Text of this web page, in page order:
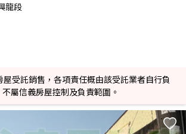
龍段
受託銷售，各項責任概由該受託業者自行負
不屬信義房屋控制及負責範圍。